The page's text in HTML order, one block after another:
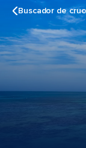
Buscador de